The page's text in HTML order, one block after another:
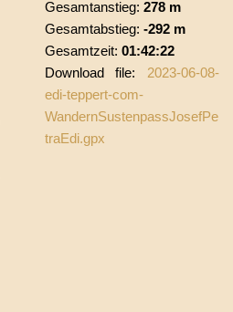
Gesamtanstieg: 278 m
Gesamtabstieg: -292 m
Gesamtzeit: 01:42:22
Download file: 2023-06-08-
edi-teppert-com-
WandernSustenpassJosefPe
traEdi.gpx